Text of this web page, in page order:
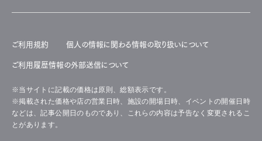
ご利用規約 個人の情報に関わる情報の取り扱いについて
ご利用履歴情報の外部送信について
※当サイトに記載の価格は原則、総額表示です。
※掲載された価格や店の営業日時、施設の開場日時、イベントの開催日時
などは、記事公開日のものであり、これらの内容は予告なく変更されるこ
とがあります。